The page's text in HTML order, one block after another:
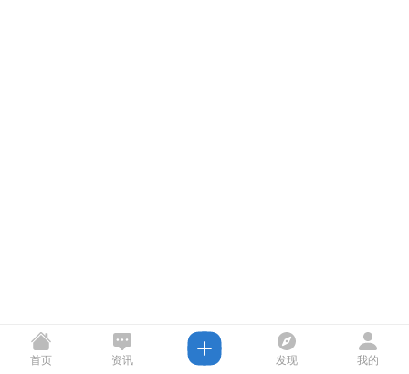
首页 资讯 发现 我的